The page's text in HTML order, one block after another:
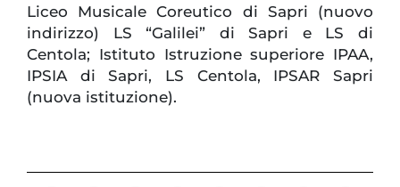
Liceo Musicale Coreutico di Sapri (nuovo
indirizzo) LS “Galilei” di Sapri e LS di
Centola; Istituto Istruzione superiore IPAA,
IPSIA di Sapri, LS Centola, IPSAR Sapri
(nuova istituzione).